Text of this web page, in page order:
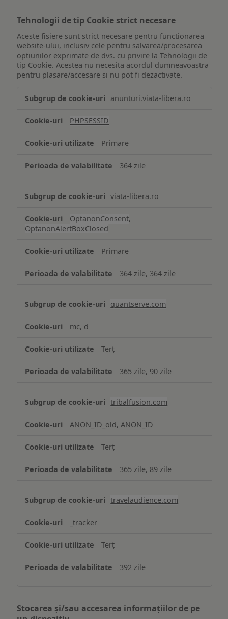
Tehnologii de tip Cookie strict necesare
Aceste fisiere sunt strict necesare pentru functionarea
website-ului, inclusiv cele pentru salvarea/procesarea
optiunilor exprimate de dvs. cu privire la Tehnologii de
tip Cookie. Acestea nu necesita acordul dumneavoastra
pentru plasare/accesare si nu pot fi dezactivate.
de
Cookie
necesare
anunturi.viata-libera.ro
PHPSESSID
Primare
364 zile
viata-libera.ro
OptanonConsent,
OptanonAlertBoxClosed
Primare
364 zile, 364 zile
quantserve.com
mc, d
Terț
365 zile, 90 zile
tribalfusion.com
ANON_ID_old, ANON_ID
Terț
365 zile, 89 zile
travelaudience.com
_tracker
Terț
392 zile
Stocarea și/sau accesarea informațiilor de pe